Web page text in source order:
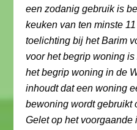
een zodanig gebruik is
keuken van ten minste
toelichting bij het Barim
voor het begrip woning
het begrip woning in de
inhoudt dat een woning
bewoning wordt gebruikt
Gelet op het voorgaande